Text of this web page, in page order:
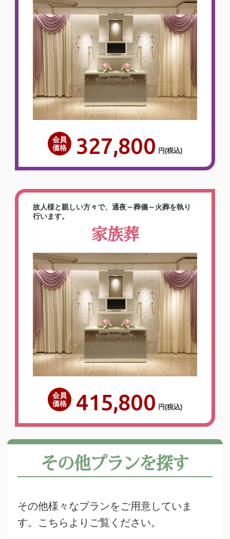
会員
価格
327,800 円(税込)
故人様と親しい方々で、通夜～葬儀～火葬を執り
行います。
家族葬
会員
価格
415,800 円(税込)
その他プランを探す
その他様々なプランをご用意していま
す。こちらよりご覧ください。